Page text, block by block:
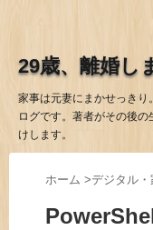
29歳、離婚し
家事は元妻にまかせっき
ログです。著者がその後
けします。
ホーム >デジタル・